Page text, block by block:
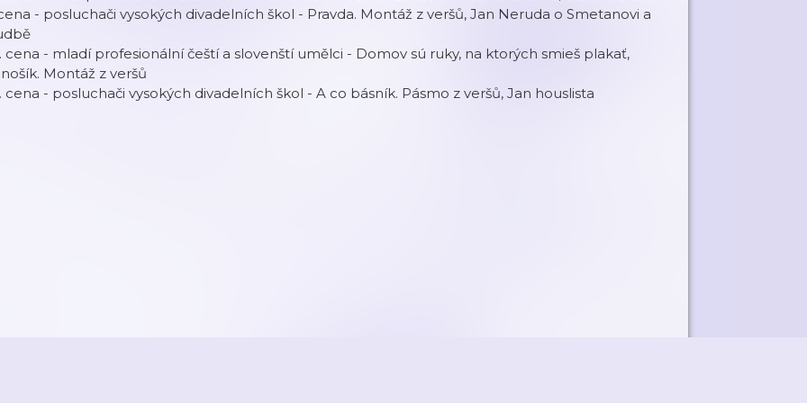
- posluchači vysokých divadelních škol - Pravda. Montáž z veršů, Jan Neruda o Smetanovi a
cena - mladí profesionální čeští a slovenští umělci - Domov sú ruky, na ktorých smieš plakať,
Montáž z veršů
cena - posluchači vysokých divadelních škol - A co básník. Pásmo z veršů, Jan houslista